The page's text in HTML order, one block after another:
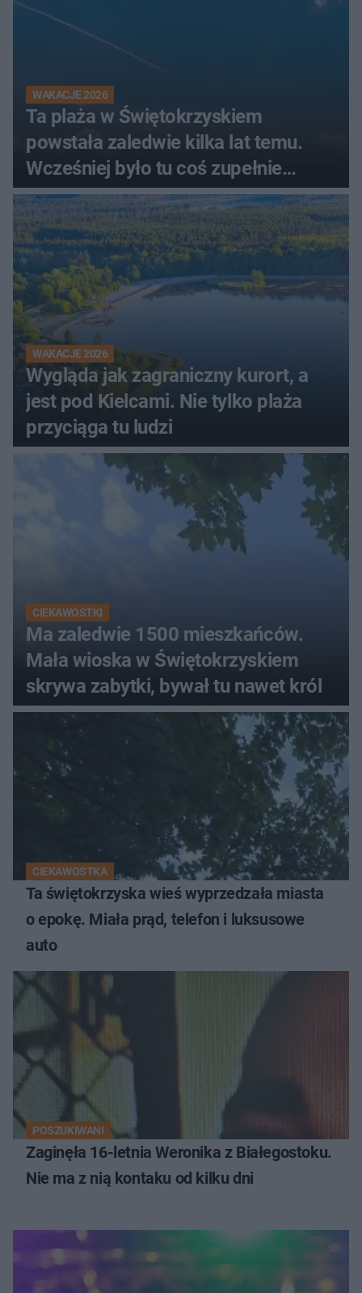
WAKACJE 2026
Ta plaża w Świętokrzyskiem
powstała zaledwie kilka lat temu.
Wcześniej było tu coś zupełnie
innego
WAKACJE 2026
Wygląda jak zagraniczny kurort, a
jest pod Kielcami. Nie tylko plaża
przyciąga tu ludzi
CIEKAWOSTKI
Ma zaledwie 1500 mieszkańców.
Mała wioska w Świętokrzyskiem
skrywa zabytki, bywał tu nawet król
CIEKAWOSTKA
Ta świętokrzyska wieś wyprzedzała miasta
o epokę. Miała prąd, telefon i luksusowe
auto
POSZUKIWANI
Zaginęła 16-letnia Weronika z Białegostoku.
Nie ma z nią kontaku od kilku dni